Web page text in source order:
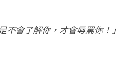
不會了解你，才會辱罵你！」